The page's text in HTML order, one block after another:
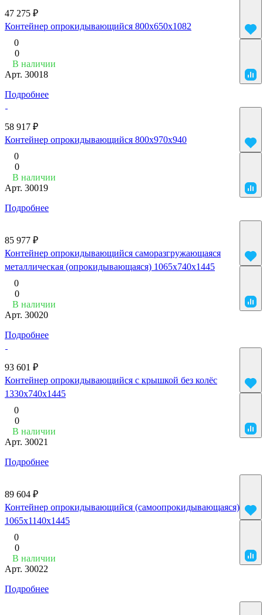
47 275 ₽
Контейнер опрокидывающийся 800x650x1082
0
0
В наличии
Арт. 30018
Подробнее
58 917 ₽
Контейнер опрокидывающийся 800x970x940
0
0
В наличии
Арт. 30019
Подробнее
85 977 ₽
Контейнер опрокидывающийся саморазгружающаяся
металлическая (опрокидывающаяся) 1065x740x1445
0
0
В наличии
Арт. 30020
Подробнее
93 601 ₽
Контейнер опрокидывающийся с крышкой без колёс
1330x740x1445
0
0
В наличии
Арт. 30021
Подробнее
89 604 ₽
Контейнер опрокидывающийся (самоопрокидывающаяся)
1065x1140x1445
0
0
В наличии
Арт. 30022
Подробнее